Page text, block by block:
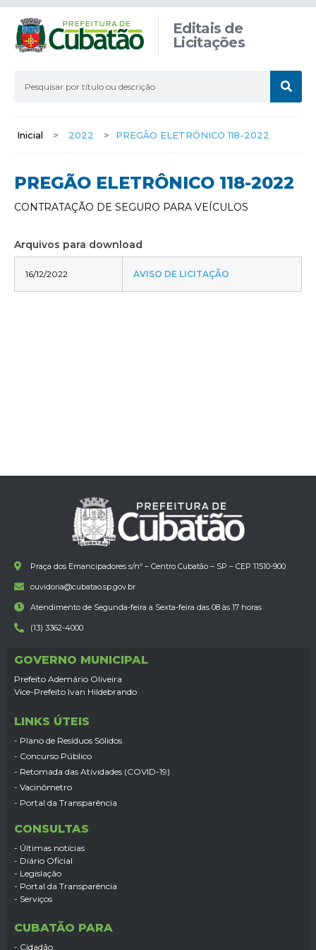
Editais de
Licitações
Inicial > 2022 > PREGÃO ELETRÔNICO 118-2022
PREGÃO ELETRÔNICO 118-2022
CONTRATAÇÃO DE SEGURO PARA VEÍCULOS
Arquivos para download
16/12/2022 AVISO DE LICITAÇÃO
Praça dos Emancipadores s/nº – Centro Cubatão – SP – CEP 11510-900
ouvidoria@cubatao.sp.gov.br
Atendimento de Segunda-feira a Sexta-feira das 08 às 17 horas
(13) 3362-4000
GOVERNO MUNICIPAL
Prefeito Ademário Oliveira
Vice-Prefeito Ivan Hildebrando
LINKS ÚTEIS
- Plano de Resíduos Sólidos
- Concurso Público
- Retomada das Atividades (COVID-19)
- Vacinômetro
- Portal da Transparência
CONSULTAS
- Últimas notícias
- Diário Oficial
- Legislação
- Portal da Transparência
- Serviços
CUBATÃO PARA
- Cidadão